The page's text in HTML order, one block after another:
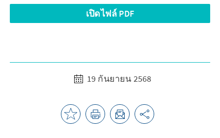
เปิดไฟล์ PDF
19 กันยายน 2568